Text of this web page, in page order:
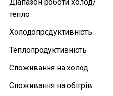
Діапазон роботи холод/
тепло
Холодопродуктивність
Теплопродуктивність
Споживання на холод
Споживання на обігрів